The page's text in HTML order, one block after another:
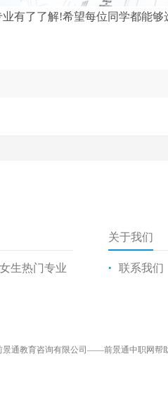
了了解!希望每位同学都能够
女生热门专业
关于我们
• 联系我们
景通教育咨询有限公司——前景通中职网帮